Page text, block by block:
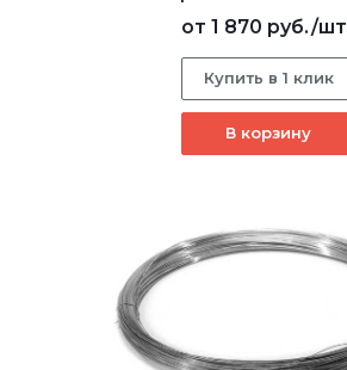
от 1 870 руб./шт
Купить в 1 клик
В корзину